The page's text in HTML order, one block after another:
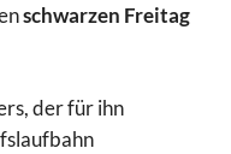
schwarzen Freitag
der für ihn